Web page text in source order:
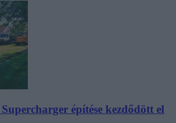
építése kezdődött el